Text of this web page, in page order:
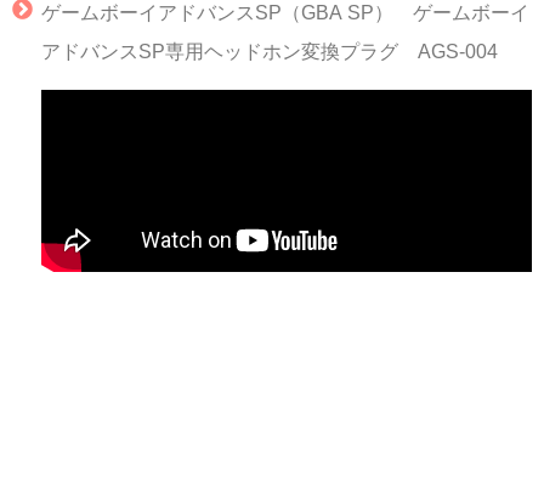
ゲームボーイアドバンスSP（GBA SP） ゲームボーイ
アドバンスSP専用ヘッドホン変換プラグ AGS-004